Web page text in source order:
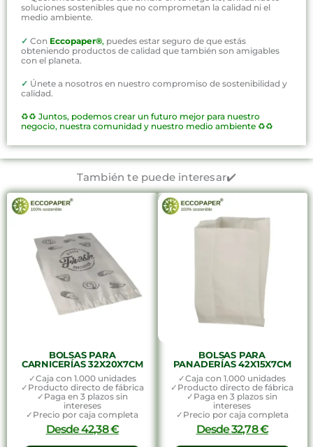
soluciones sostenibles que no comprometan la calidad ni el
medio ambiente.
✓ Con Eccopaper®, puedes estar seguro de que estás
obteniendo productos de calidad que también son amigables
con el planeta.
✓ Únete a nosotros en nuestro compromiso de sostenibilidad y
calidad.
♻️♻️ Juntos, podemos crear un futuro mejor para nuestro
negocio, nuestra comunidad y nuestro medio ambiente ♻️♻️
También te puede interesar✔️
BOLSAS PARA
CARNICERÍAS 32X20X7CM
✓Caja con 1.000 unidades
✓Producto directo de fábrica
✓Paga en 3 plazos sin
intereses
✓Precio por caja completa
Desde42,38€
BOLSAS PARA
PANADERÍAS 42X15X7CM
✓Caja con 1.000 unidades
✓Producto directo de fábrica
✓Paga en 3 plazos sin
intereses
✓Precio por caja completa
Desde32,78€